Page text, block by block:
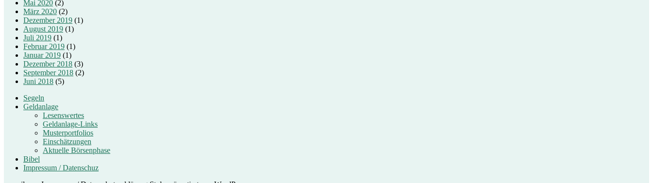
Mai 2020 (2)
März 2020 (2)
Dezember 2019 (1)
August 2019 (1)
Juli 2019 (1)
Februar 2019 (1)
Januar 2019 (1)
Dezember 2018 (3)
September 2018 (2)
Juni 2018 (5)
Segeln
Geldanlage
Lesenswertes
Geldanlage-Links
Musterportfolios
Einschätzungen
Aktuelle Börsenphase
Bibel
Impressum / Datenschuz